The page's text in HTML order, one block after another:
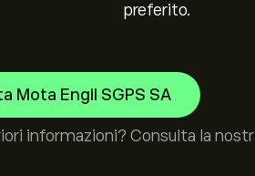
preferito.
Mota Engil SGPS SA
informazioni? Consulta la